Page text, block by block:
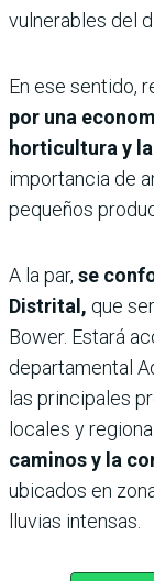
vulnerables del
En ese sentido,
por una
horticultura y
importancia de
pequeños
A la par, se
Distrital, que
Bower. Estará
departamental
las principales
locales y
caminos y la
ubicados en
lluvias intensas.